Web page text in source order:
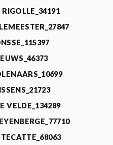
RIGOLLE_34191
VELDE_134289